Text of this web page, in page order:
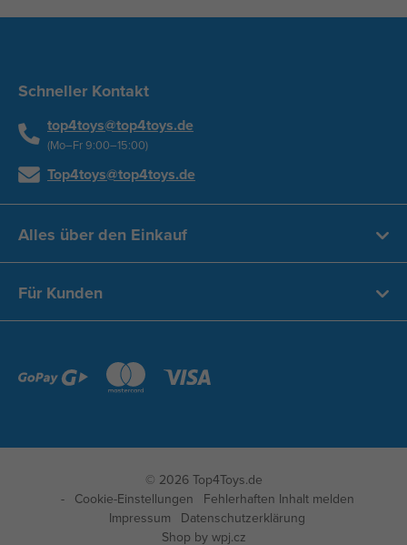
Schneller Kontakt
top4toys@top4toys.de
(Mo–Fr 9:00–15:00)
Top4toys@top4toys.de
Alles über den Einkauf
Für Kunden
© 2026 Top4Toys.de
Cookie-Einstellungen
Fehlerhaften Inhalt melden
Impressum
Datenschutzerklärung
Shop by wpj.cz